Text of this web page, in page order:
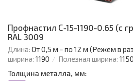
Профнастил С-15-1190-0.65 (с
RAL 3009
Длина: От 0,5 м - по 12 м (Режем в
ширина: 1190 Полезная ширина: 1150
Толщина металла, мм: